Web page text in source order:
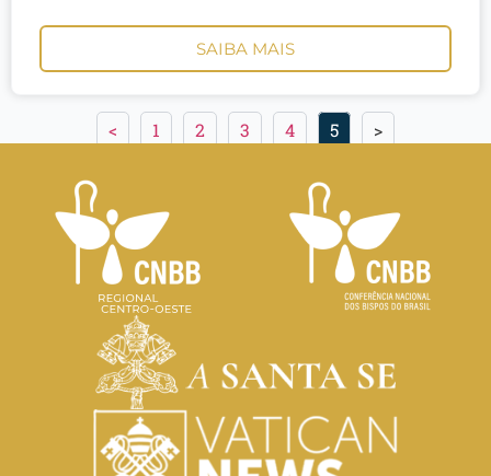
SAIBA MAIS
< 1 2 3 4 5 >